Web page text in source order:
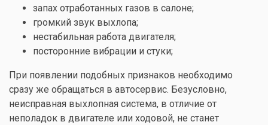
запах отработанных газов в салоне;
громкий звук выхлопа;
нестабильная работа двигателя;
посторонние вибрации и стуки;
При появлении подобных признаков необходимо
сразу же обращаться в автосервис. Безусловно,
неисправная выхлопная система, в отличие от
неполадок в двигателе или ходовой, не станет